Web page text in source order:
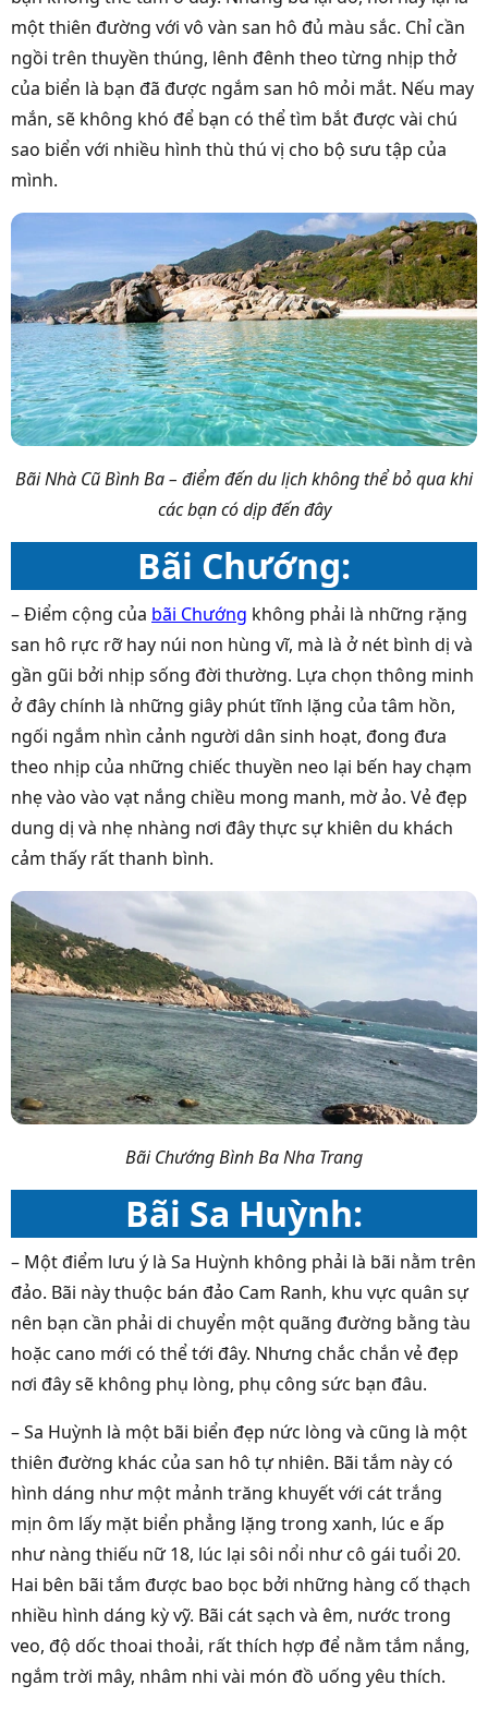
một thiên đường với vô vàn san hô đủ màu sắc. Chỉ cần
ngồi trên thuyền thúng, lênh đênh theo từng nhịp thở
của biển là bạn đã được ngắm san hô mỏi mắt. Nếu may
mắn, sẽ không khó để bạn có thể tìm bắt được vài chú
sao biển với nhiều hình thù thú vị cho bộ sưu tập của
mình.
Bãi Nhà Cũ Bình Ba – điểm đến du lịch không thể bỏ qua khi
các bạn có dịp đến đây
Bãi Chướng:
– Điểm cộng của bãi Chướng không phải là những rặng
san hô rực rỡ hay núi non hùng vĩ, mà là ở nét bình dị và
gần gũi bởi nhịp sống đời thường. Lựa chọn thông minh
ở đây chính là những giây phút tĩnh lặng của tâm hồn,
ngối ngắm nhìn cảnh người dân sinh hoạt, đong đưa
theo nhịp của những chiếc thuyền neo lại bến hay chạm
nhẹ vào vào vạt nắng chiều mong manh, mờ ảo. Vẻ đẹp
dung dị và nhẹ nhàng nơi đây thực sự khiên du khách
cảm thấy rất thanh bình.
Bãi Chướng Bình BaNha Trang
Bãi Sa Huỳnh:
– Một điểm lưu ý là Sa Huỳnh không phải là bãi nằm trên
đảo. Bãi này thuộc bán đảo Cam Ranh, khu vực quân sự
nên bạn cần phải di chuyển một quãng đường bằng tàu
hoặc cano mới có thể tới đây. Nhưng chắc chắn vẻ đẹp
nơi đây sẽ không phụ lòng, phụ công sức bạn đâu.
– Sa Huỳnh là một bãi biển đẹp nức lòng và cũng là một
thiên đường khác của san hô tự nhiên. Bãi tắm này có
hình dáng như một mảnh trăng khuyết với cát trắng
mịn ôm lấy mặt biển phẳng lặng trong xanh, lúc e ấp
như nàng thiếu nữ 18, lúc lại sôi nổi như cô gái tuổi 20.
Hai bên bãi tắm được bao bọc bởi những hàng cố thạch
nhiều hình dáng kỳ vỹ. Bãi cát sạch và êm, nước trong
veo, độ dốc thoai thoải, rất thích hợp để nằm tắm nắng,
ngắm trời mây, nhâm nhi vài món đồ uống yêu thích.